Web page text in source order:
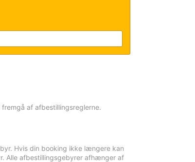
af afbestillingsreglerne.
Hvis din booking ikke længere kan
Alle afbestillingsgebyrer afhænger af